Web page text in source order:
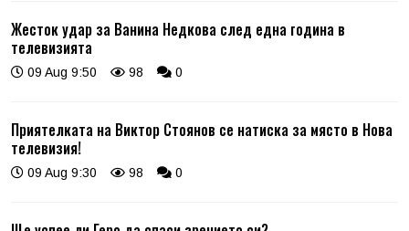
Жесток удар за Ванина Недкова след една година в
телевизията
09 Aug 9:50 98 0
Приятелката на Виктор Стоянов се натиска за място в Нова
телевизия!
09 Aug 9:30 98 0